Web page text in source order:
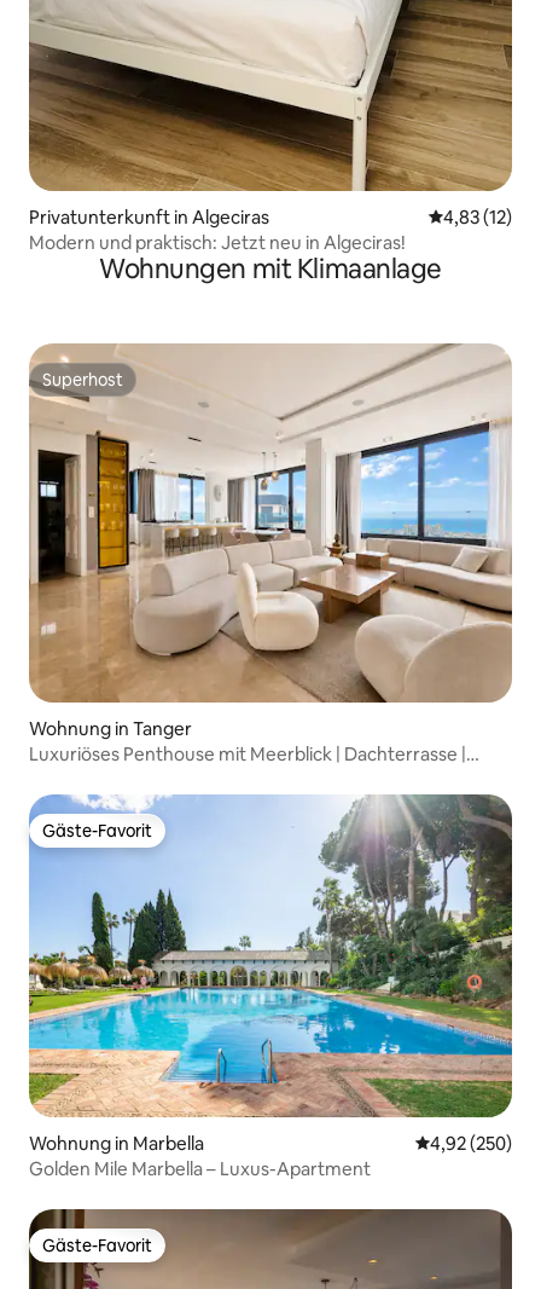
Privatunterkunft in Algeciras
4,83 (12)
Modern und praktisch: Jetzt neu in Algeciras!
Wohnungen mit Klimaanlage
Superhost
Superhost
Wohnung in Tanger
Luxuriöses Penthouse mit Meerblick | Dachterrasse |
Gäste-Favorit
Gäste-Favorit
Wohnung in Marbella
4,92 (250)
Golden Mile Marbella – Luxus-Apartment
Gäste-Favorit
Gäste-Favorit